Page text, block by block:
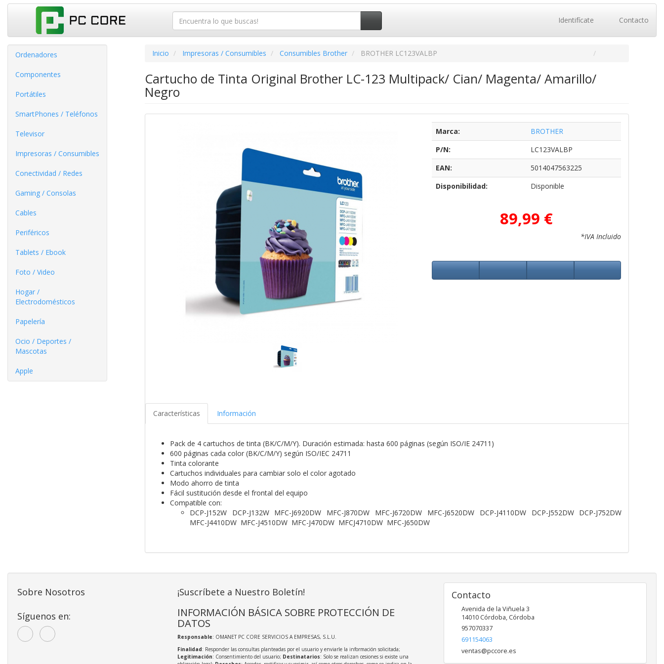
Identifícate Contacto
Ordenadores
Componentes
Portátiles
SmartPhones / Teléfonos
Televisor
Impresoras / Consumibles
Conectividad / Redes
Gaming / Consolas
Cables
Periféricos
Tablets / Ebook
Foto / Video
Hogar /
Electrodomésticos
Papelería
Ocio / Deportes /
Mascotas
Apple
Inicio Impresoras / Consumibles Consumibles Brother BROTHER LC123VALBP
Cartucho de Tinta Original Brother LC-123 Multipack/ Cian/ Magenta/ Amarillo/
Negro
Marca:
BROTHER
P/N:
LC123VALBP
EAN:
5014047563225
Disponibilidad:
Disponible
89,99 €
*IVA Incluido
Características Información
Pack de 4 cartuchos de tinta (BK/C/M/Y). Duración estimada: hasta 600 páginas (según ISO/IE 24711)
600 páginas cada color (BK/C/M/Y) según ISO/IEC 24711
Tinta colorante
Cartuchos individuales para cambiar solo el color agotado
Modo ahorro de tinta
Fácil sustitución desde el frontal del equipo
Compatible con:
DCP-J152W DCP-J132W MFC-J6920DW MFC-J870DW MFC-J6720DW MFC-J6520DW DCP-J4110DW DCP-J552DW DCP-J752DW
MFC-J4410DW MFC-J4510DW MFC-J470DW MFCJ4710DW MFC-J650DW
Sobre Nosotros
Síguenos en:
¡Suscríbete a Nuestro Boletín!
INFORMACIÓN BÁSICA SOBRE PROTECCIÓN DE
DATOS
Responsable: OMANET PC CORE SERVICIOS A EMPRESAS, S.L.U.
Finalidad: Responder las consultas planteadas por el usuario y enviarle la información solicitada;
Legitimación: Consentimiento del usuario; Destinatarios: Solo se realizan cesiones si existe una
Contacto
Avenida de la Viñuela 3
14010 Córdoba, Córdoba
957070337
691154063
ventas@pccore.es